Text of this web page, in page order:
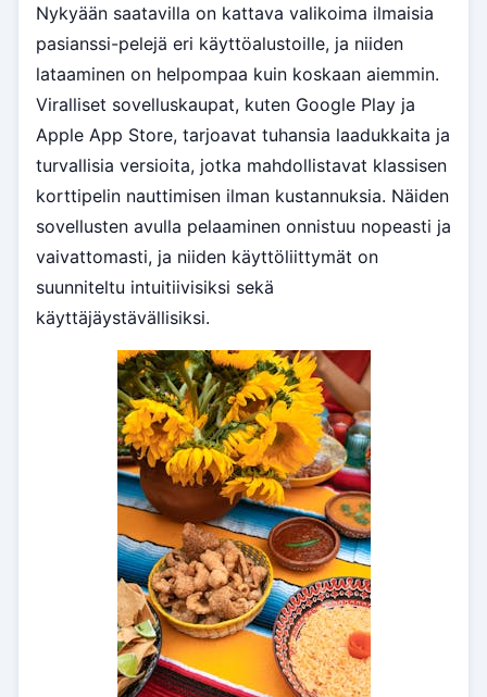
Nykyään saatavilla on kattava valikoima ilmaisia
pasianssi-pelejä eri käyttöalustoille, ja niiden
lataaminen on helpompaa kuin koskaan aiemmin.
Viralliset sovelluskaupat, kuten Google Play ja
Apple App Store, tarjoavat tuhansia laadukkaita ja
turvallisia versioita, jotka mahdollistavat klassisen
korttipelin nauttimisen ilman kustannuksia. Näiden
sovellusten avulla pelaaminen onnistuu nopeasti ja
vaivattomasti, ja niiden käyttöliittymät on
suunniteltu intuitiivisiksi sekä
käyttäjäystävällisiksi.